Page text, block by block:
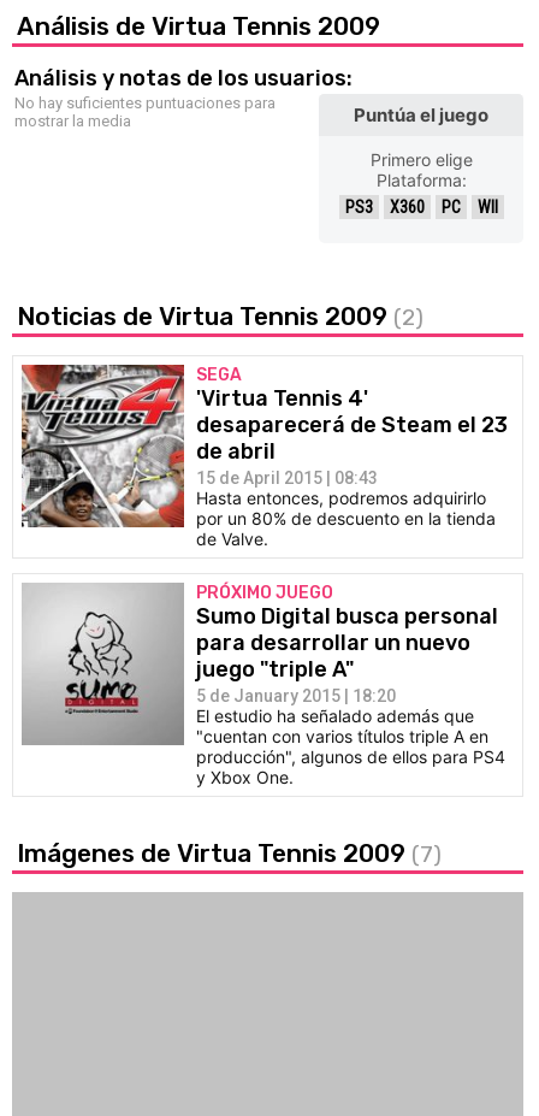
Análisis de Virtua Tennis 2009
Análisis y notas de los usuarios:
No hay suficientes puntuaciones para
mostrar la media
Puntúa el juego
Primero elige
Plataforma:
PS3 X360 PC WII
Noticias de Virtua Tennis 2009 (2)
SEGA
'Virtua Tennis 4'
desaparecerá de Steam el 23
de abril
15 de April 2015 | 08:43
Hasta entonces, podremos adquirirlo
por un 80% de descuento en la tienda
de Valve.
PRÓXIMO JUEGO
Sumo Digital busca personal
para desarrollar un nuevo
juego "triple A"
5 de January 2015 | 18:20
El estudio ha señalado además que
"cuentan con varios títulos triple A en
producción", algunos de ellos para PS4
y Xbox One.
Imágenes de Virtua Tennis 2009 (7)